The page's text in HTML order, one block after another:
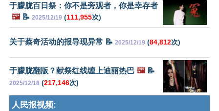
于朦胧百日祭：你不是旁观者，你是幸存者
🖼️📝 2025/12/19 (111,955次)
关于蔡奇活动的报导现异常 📝 2025/12/19 (84,812次)
于朦胧翻版？献祭红线缠上迪丽热巴 🖼️📝
2025/12/18 (217,146次)
人民报视频: